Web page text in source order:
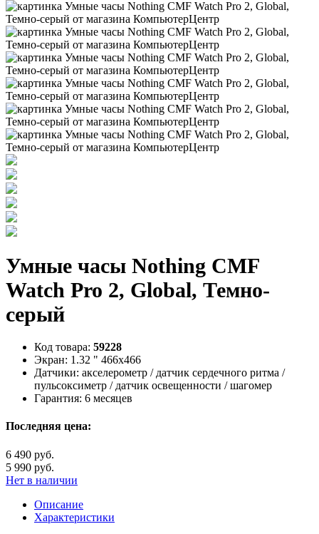
Умные часы Nothing CMF
Watch Pro 2, Global, Темно-
серый
Код товара: 59228
Экран: 1.32 " 466x466
Датчики: акселерометр / датчик сердечного ритма /
пульсоксиметр / датчик освещенности / шагомер
Гарантия: 6 месяцев
Последняя цена:
6 490 руб.
5 990 руб.
Нет в наличии
Описание
Характеристики